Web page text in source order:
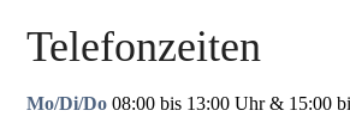
Telefonzeiten
Mo/Di/Do 08:00 bis 13:00 Uhr & 15:00